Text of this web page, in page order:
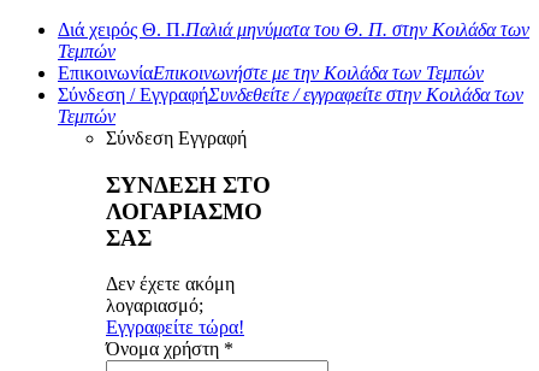
Διά χειρός Θ. Π.Παλιά μηνύματα του Θ. Π. στην Κοιλάδα των
Τεμπών
ΕπικοινωνίαΕπικοινωνήστε με την Κοιλάδα των Τεμπών
Σύνδεση / ΕγγραφήΣυνδεθείτε / εγγραφείτε στην Κοιλάδα των
Τεμπών
Σύνδεση Εγγραφή
ΣΥΝΔΕΣΗ ΣΤΟ
ΛΟΓΑΡΙΑΣΜΟ
ΣΑΣ
Δεν έχετε ακόμη
λογαριασμό;
Εγγραφείτε τώρα!
Όνομα χρήστη *